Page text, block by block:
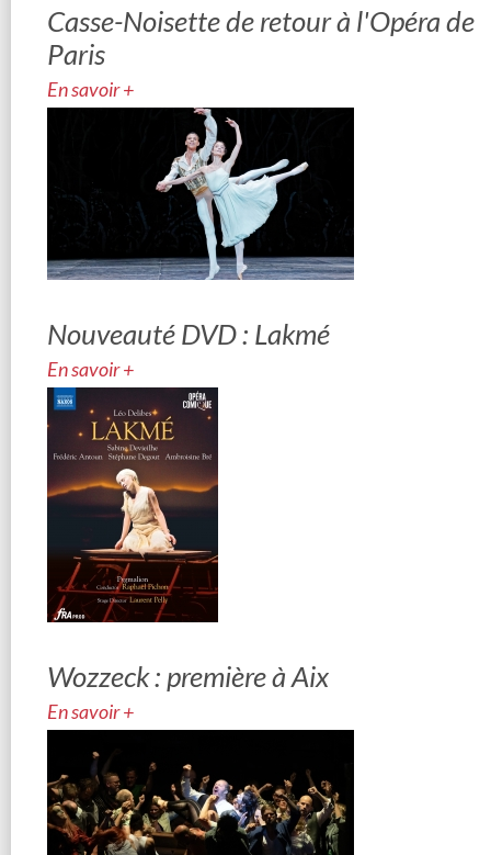
Casse-Noisette de retour à l'Opéra de
Paris
En savoir +
Nouveauté DVD : Lakmé
En savoir +
Wozzeck : première à Aix
En savoir +